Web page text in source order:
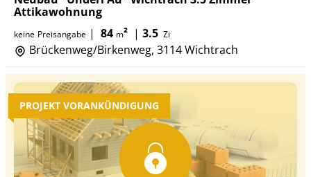
Attikawohnung
keine Preisangabe | 84 m² | 3.5 Zi
Brückenweg/Birkenweg, 3114 Wichtrach
PROJEKT VORANKÜNDIGUNG